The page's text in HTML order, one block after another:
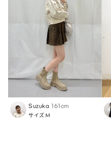
Suzuka 161cm
サイズ:M